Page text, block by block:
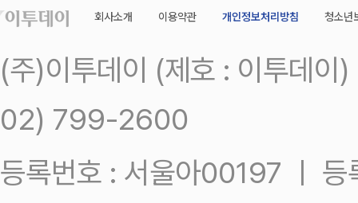
회사소개 이용약관 개인정보처리방침 청소년
(주)이투데이 (제호 : 이투데
02) 799-2600
등록번호 : 서울아00197 ㅣ